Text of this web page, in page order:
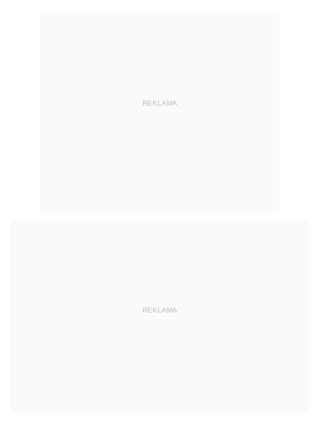
REKLAMA
REKLAMA